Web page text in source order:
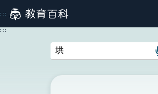
到
主
:::
:::